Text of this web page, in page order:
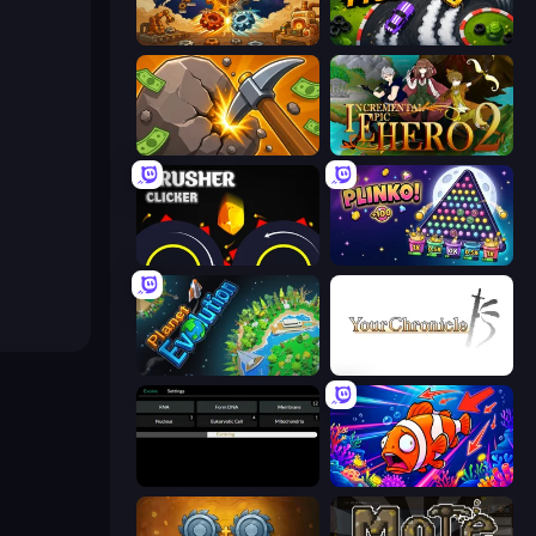
Gear Factory Drift Tycoon
Mine Clicker Incremental Epic Hero 2
Crusher Clicker PLINKO!
Planet Evolution: Idle Clicker
Fish Catch Idle